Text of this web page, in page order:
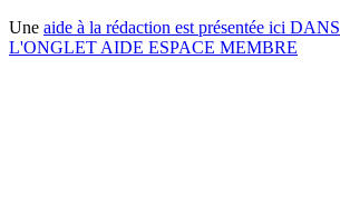
Une aide à la rédaction est présentée ici DANS
L'ONGLET AIDE ESPACE MEMBRE